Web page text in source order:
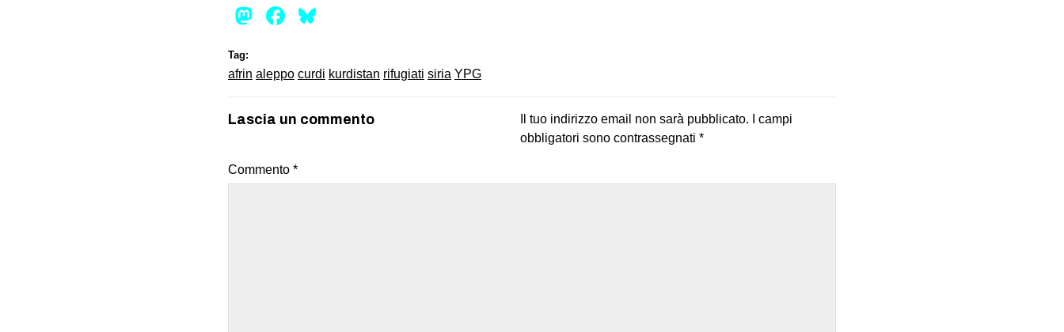
Mastodon
Facebook
Tag:
afrin aleppo curdi kurdistan rifugiati siria YPG
Lascia un commento Il tuo indirizzo email non sarà pubblicato.
I campi
obbligatori sono contrassegnati *
Commento *